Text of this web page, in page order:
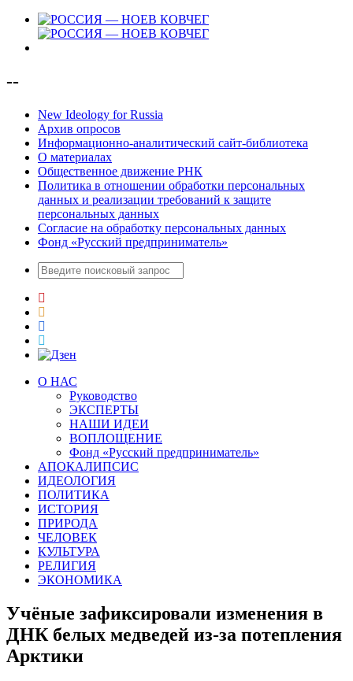
--
New Ideology for Russia
Архив опросов
Информационно-аналитический сайт-библиотека
О материалах
Общественное движение РНК
Политика в отношении обработки персональных
данных и реализации требований к защите
персональных данных
Согласие на обработку персональных данных
Фонд «Русский предприниматель»
О НАС
Руководство
ЭКСПЕРТЫ
НАШИ ИДЕИ
ВОПЛОЩЕНИЕ
Фонд «Русский предприниматель»
АПОКАЛИПСИС
ИДЕОЛОГИЯ
ПОЛИТИКА
ИСТОРИЯ
ПРИРОДА
ЧЕЛОВЕК
КУЛЬТУРА
РЕЛИГИЯ
ЭКОНОМИКА
Учёные зафиксировали изменения в
ДНК белых медведей из-за потепления
Арктики